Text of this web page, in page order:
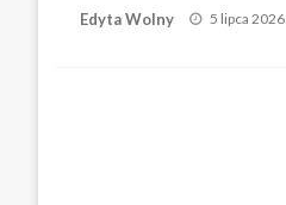
Edyta Wolny
Posted
5 lipca 2026